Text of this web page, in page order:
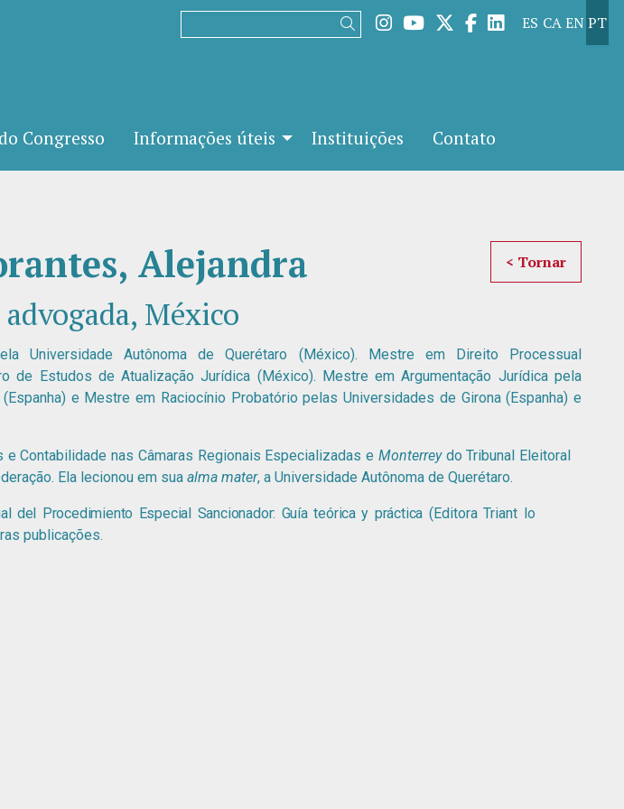
ES CAENPT
Link para instagram
Link para youtube
Link para twitter
Link para
Link para
Buscar
Congresso Informações úteis Instituições Contato
< Tornar
Alejandra
México
Universidade Autônoma de Querétaro (México). Mestre em Direito Processual
de Estudos de Atualização Jurídica (México). Mestre em Argumentação Jurídica pela
e Mestre em Raciocínio Probatório pelas Universidades de Girona (Espanha) e
e Contabilidade nas Câmaras Regionais Especializadas e Monterreydo Tribunal Eleitoral
Ela lecionou em sua alma mater, a Universidade Autônoma de Querétaro.
del Procedimiento Especial Sancionador: Guía teórica y práctica (Editora Triant lo
publicações.